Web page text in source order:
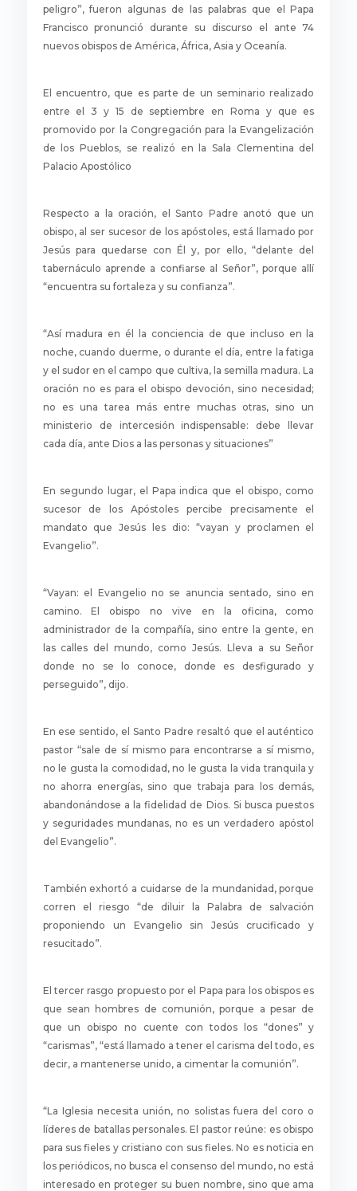
peligro”, fueron algunas de las palabras que el Papa
Francisco pronunció durante su discurso el ante 74
nuevos obispos de América, África, Asia y Oceanía.
El encuentro, que es parte de un seminario realizado
entre el 3 y 15 de septiembre en Roma y que es
promovido por la Congregación para la Evangelización
de los Pueblos, se realizó en la Sala Clementina del
Palacio Apostólico
Respecto a la oración, el Santo Padre anotó que un
obispo, al ser sucesor de los apóstoles, está llamado por
Jesús para quedarse con Él y, por ello, “delante del
tabernáculo aprende a confiarse al Señor”, porque allí
“encuentra su fortaleza y su confianza”.
“Así madura en él la conciencia de que incluso en la
noche, cuando duerme, o durante el día, entre la fatiga
y el sudor en el campo que cultiva, la semilla madura. La
oración no es para el obispo devoción, sino necesidad;
no es una tarea más entre muchas otras, sino un
ministerio de intercesión indispensable: debe llevar
cada día, ante Dios a las personas y situaciones”
En segundo lugar, el Papa indica que el obispo, como
sucesor de los Apóstoles percibe precisamente el
mandato que Jesús les dio: “vayan y proclamen el
Evangelio”.
“Vayan: el Evangelio no se anuncia sentado, sino en
camino. El obispo no vive en la oficina, como
administrador de la compañía, sino entre la gente, en
las calles del mundo, como Jesús. Lleva a su Señor
donde no se lo conoce, donde es desfigurado y
perseguido”, dijo.
En ese sentido, el Santo Padre resaltó que el auténtico
pastor “sale de sí mismo para encontrarse a sí mismo,
no le gusta la comodidad, no le gusta la vida tranquila y
no ahorra energías, sino que trabaja para los demás,
abandonándose a la fidelidad de Dios. Si busca puestos
y seguridades mundanas, no es un verdadero apóstol
del Evangelio”.
También exhortó a cuidarse de la mundanidad, porque
corren el riesgo “de diluir la Palabra de salvación
proponiendo un Evangelio sin Jesús crucificado y
resucitado”.
El tercer rasgo propuesto por el Papa para los obispos es
que sean hombres de comunión, porque a pesar de
que un obispo no cuente con todos los “dones” y
“carismas”, “está llamado a tener el carisma del todo, es
decir, a mantenerse unido, a cimentar la comunión”.
“La Iglesia necesita unión, no solistas fuera del coro o
líderes de batallas personales. El pastor reúne: es obispo
para sus fieles y cristiano con sus fieles. No es noticia en
los periódicos, no busca el consenso del mundo, no está
interesado en proteger su buen nombre, sino que ama